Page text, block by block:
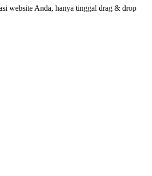
website Anda, hanya tinggal drag & drop